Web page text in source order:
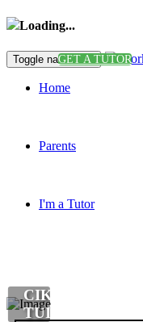
Loading...
Toggle navigationGET A TUTOR
Home
Parents
I'm a Tutor
CIKGU
TUISYEN